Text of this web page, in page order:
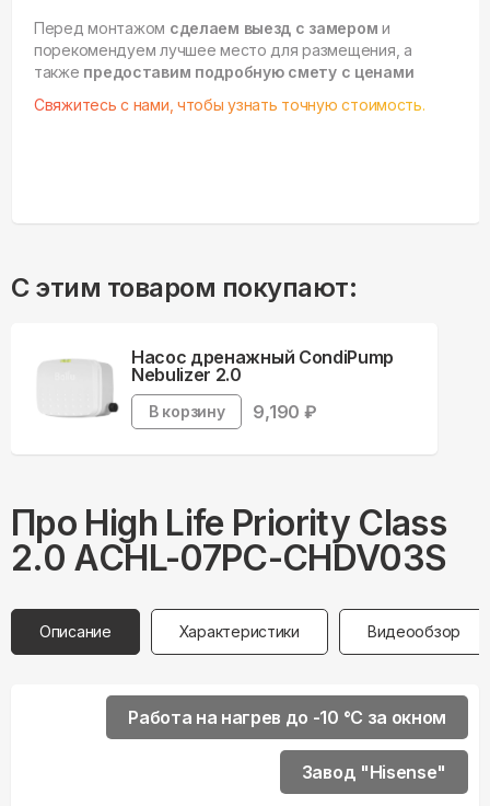
Перед монтажом сделаем выезд с замером и
порекомендуем лучшее место для размещения, а
также предоставим подробную смету с ценами
Свяжитесь с нами, чтобы узнать точную стоимость.
С этим товаром покупают:
Насос дренажный CondiPump
Nebulizer 2.0
В корзину 9,190 ₽
Про High Life Priority Class
2.0 ACHL-07PC-CHDV03S
Описание Характеристики Видеообзор
Работа на нагрев до -10 °С за окном
Завод "Hisense"